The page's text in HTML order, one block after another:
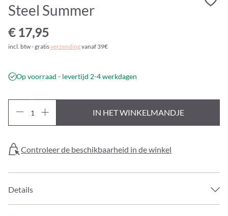
Steel Summer
€ 17,95
incl. btw - gratisverzendingvanaf 39€
Op voorraad - levertijd 2-4 werkdagen
IN HET WINKELMANDJE
Controleer de beschikbaarheid in de winkel
Details